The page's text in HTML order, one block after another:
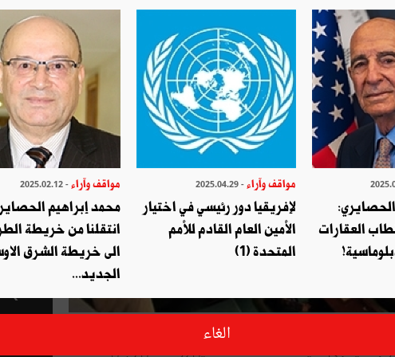
بالأيدي مع أحد أعضاء الحكومة،
العقارات
مواقف وآراء - 2025.04.29
لإفريقيا دور رئيسي في اختيار
الأمين العام القادم للأمم
المتحدة (1)
مواقف وآراء- 2025.02.12
محمد إبراهيم
انتقلنا من خريطة
الى خريطة الشرق
الجديد...
الغاء